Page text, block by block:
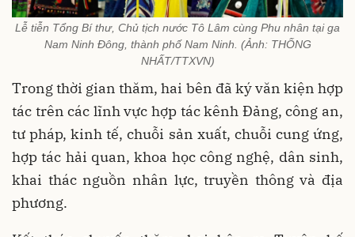
Lễ tiễn Tổng Bí thư, Chủ tịch nước Tô Lâm cùng Phu nhân tại ga
Nam Ninh Đông, thành phố Nam Ninh. (Ảnh: THỐNG
NHẤT/TTXVN)
Trong thời gian thăm, hai bên đã ký văn kiện hợp
tác trên các lĩnh vực hợp tác kênh Đảng, công an,
tư pháp, kinh tế, chuỗi sản xuất, chuỗi cung ứng,
hợp tác hải quan, khoa học công nghệ, dân sinh,
khai thác nguồn nhân lực, truyền thông và địa
phương.